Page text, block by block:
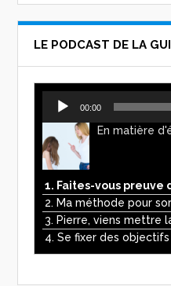
LE PODCAST DE LA
Lecteur
audio
00:00
3. Pierre, viens mettre
4. Se fixer des